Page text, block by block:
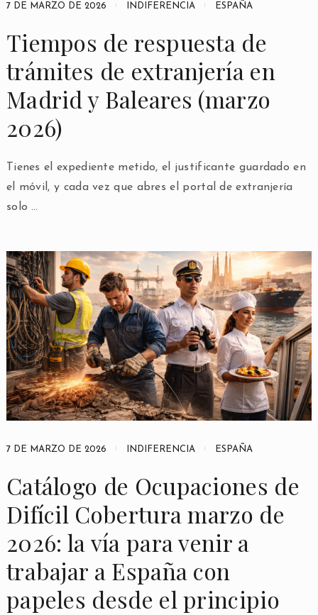
7 DE MARZO DE 2026 INDIFERENCIA ESPAÑA
Tiempos de respuesta de
trámites de extranjería en
Madrid y Baleares (marzo
2026)
Tienes el expediente metido, el justificante guardado en
el móvil, y cada vez que abres el portal de extranjería
solo …
7 DE MARZO DE 2026 INDIFERENCIA ESPAÑA
Catálogo de Ocupaciones de
Difícil Cobertura marzo de
2026: la vía para venir a
trabajar a España con
papeles desde el principio